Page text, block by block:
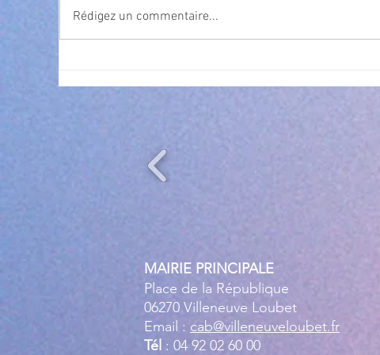
Rédigez un commentaire...
MAIRIE PRINCIPALE
Place de la République
06270 Villeneuve Loubet
Email : cab@villeneuveloubet.fr
Tél : 04 92 02 60 00